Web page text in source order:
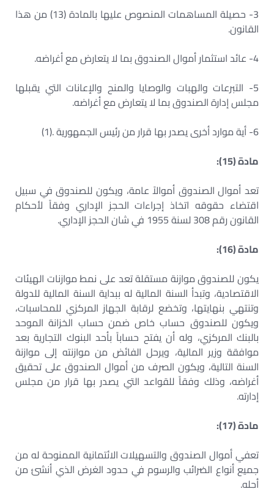
3- حصيلة المساهمات المنصوص عليها بالمادة (13) من هذا
القانون.
4- عائد استثمار أموال الصندوق بما لا يتعارض مع أغراضه.
5- التبرعات والهبات والوصايا والمنح والإعانات التي يقبلها
مجلس إدارة الصندوق بما لا يتعارض مع أغراضه.
6- أية موارد أخرى يصدر بها قرار من رئيس الجمهورية .(1)
مادة (15):
تعد أموال الصندوق أموالاً عامة، ويكون للصندوق في سبيل
اقتضاء حقوقه اتخاذ إجراءات الحجز الإداري وفقاً لأحكام
القانون رقم 308 لسنة 1955 في شان الحجز الإداري.
مادة (16):
يكون للصندوق موازنة مستقلة تعد على نمط موازنات الهيئات
الاقتصادية، وتبدأ السنة المالية له ببداية السنة المالية للدولة
وتنتهي بنهايتها، وتخضع لرقابة الجهاز المركزي للمحاسبات،
ويكون للصندوق حساب خاص ضمن حساب الخزانة الموحد
بالبنك المركزي، وله أن يفتح حساباً بأحد البنوك التجارية بعد
موافقة وزير المالية، ويرحل الفائض من موازنته إلى موازنة
السنة التالية، ويكون الصرف من أموال الصندوق على تحقيق
أغراضه، وذلك وفقاً للقواعد التي يصدر بها قرار من مجلس
إدارته.
مادة (17):
تعفي أموال الصندوق والتسهيلات الائتمانية الممنوحة له من
جميع أنواع الضرائب والرسوم في حدود الغرض الذي أنشئ من
أجله.